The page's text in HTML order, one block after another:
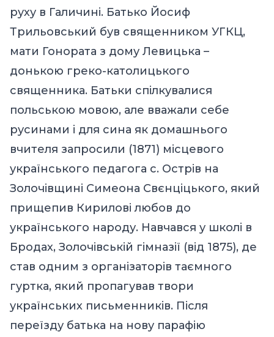
руху в Галичині. Батько Йосиф
Трильовський був священником УГКЦ,
мати Гонората з дому Левицька –
донькою греко-католицького
священника. Батьки спілкувалися
польською мовою, але вважали себе
русинами і для сина як домашнього
вчителя запросили (1871) місцевого
українського педагога с. Острів на
Золочівщині Симеона Свєнціцького, який
прищепив Кирилові любов до
українського народу. Навчався у школі в
Бродах, Золочівській гімназії (від 1875), де
став одним з організаторів таємного
гуртка, який пропагував твори
українських письменників. Після
переїзду батька на нову парафію